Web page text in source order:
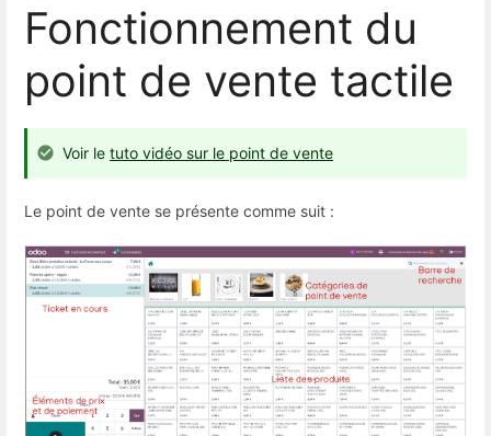
Fonctionnement du
point de vente tactile
Voir le tuto vidéo sur le point de vente
Le point de vente se présente comme suit :